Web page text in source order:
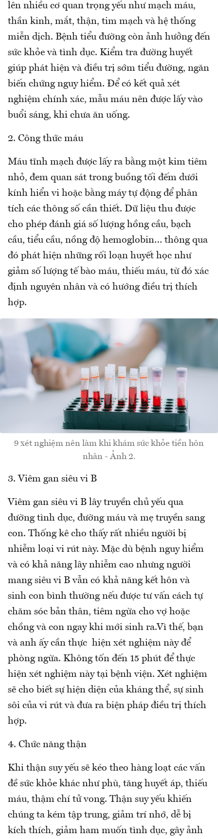
lên nhiều cơ quan trọng yếu như mạch máu,
thần kinh, mắt, thận, tim mạch và hệ thống
miễn dịch. Bệnh tiểu đường còn ảnh hưởng đến
sức khỏe và tình dục. Kiểm tra đường huyết
giúp phát hiện và điều trị sớm tiểu đường, ngăn
biến chứng nguy hiểm. Để có kết quả xét
nghiệm chính xác, mẫu máu nên được lấy vào
buổi sáng, khi chưa ăn uống.
2. Công thức máu
Máu tĩnh mạch được lấy ra bằng một kim tiêm
nhỏ, đem quan sát trong buồng tối đếm dưới
kính hiển vi hoặc bằng máy tự động để phân
tích các thông số cần thiết. Dữ liệu thu được
cho phép đánh giá số lượng hồng cầu, bạch
cầu, tiểu cầu, nồng độ hemoglobin… thông qua
đó phát hiện những rối loạn huyết học như
giảm số lượng tế bào máu, thiếu máu, từ đó xác
định nguyên nhân và có hướng điều trị thích
hợp.
9 xét nghiệm nên làm khi khám sức khỏe tiền hôn
nhân - Ảnh 2.
3. Viêm gan siêu vi B
Viêm gan siêu vi B lây truyền chủ yếu qua
đường tình dục, đường máu và mẹ truyền sang
con. Thống kê cho thấy rất nhiều người bị
nhiễm loại vi rút này. Mặc dù bệnh nguy hiểm
và có khả năng lây nhiễm cao nhưng người
mang siêu vi B vẫn có khả năng kết hôn và
sinh con bình thường nếu được tư vấn cách tự
chăm sóc bản thân, tiêm ngừa cho vợ hoặc
chồng và con ngay khi mới sinh ra.Vì thế, bạn
và anh ấy cần thực hiện xét nghiệm này để
phòng ngừa. Không tốn đến 15 phút để thực
hiện xét nghiệm này tại bệnh viện. Xét nghiệm
sẽ cho biết sự hiện diện của kháng thể, sự sinh
sôi của vi rút và đưa ra biện pháp điều trị thích
hợp.
4. Chức năng thận
Khi thận suy yếu sẽ kéo theo hàng loạt các vấn
đề sức khỏe khác như phù, tăng huyết áp, thiếu
máu, thậm chí tử vong. Thận suy yếu khiến
chúng ta kém tập trung, giảm trí nhớ, dễ bị
kích thích, giảm ham muốn tình dục, gây ảnh